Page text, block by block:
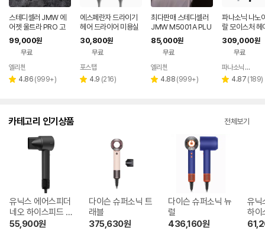
스테디셀러 JMW 에
어젯 울트라 PRO 고
성능 터보 항공모터 헤
어 드라이기
99,000원
무료
엘리첸
별 4.86 리
(999+)
에스페란자 드라이기
헤어 드라이어 미용실
그레이 2400W
30,800원
무료
페이
포스탭
별 4.9 리
(216)
최다판매 스테디셀러
JMW M5001A PLU
S PRO 고성능 터보 항
공모터 헤어 드라이기
85,000원
무료
엘리첸
별 4.88 리
(999+)
파나소닉 나노
랄 모이스처 헤
이어 수분 두피
어 모드 EH-
309,000원
무료
파나소닉 공식판매점
별 4.87 리
(189)
카테고리 인기상품 전체보기
유닉스 에어스피더
네오 하이스피드 U
N-A7621
55,900원
다이슨 슈퍼소닉 트
래블
375,630원
다이슨 슈퍼소닉 뉴
럴
436,160원
유닉
하이
610